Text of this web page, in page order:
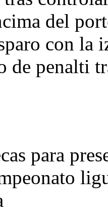
del
con la
de penalti
para